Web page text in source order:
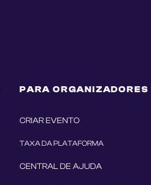
PARA ORGANIZADORES
CRIAR EVENTO
TAXA DA PLATAFORMA
CENTRAL DE AJUDA